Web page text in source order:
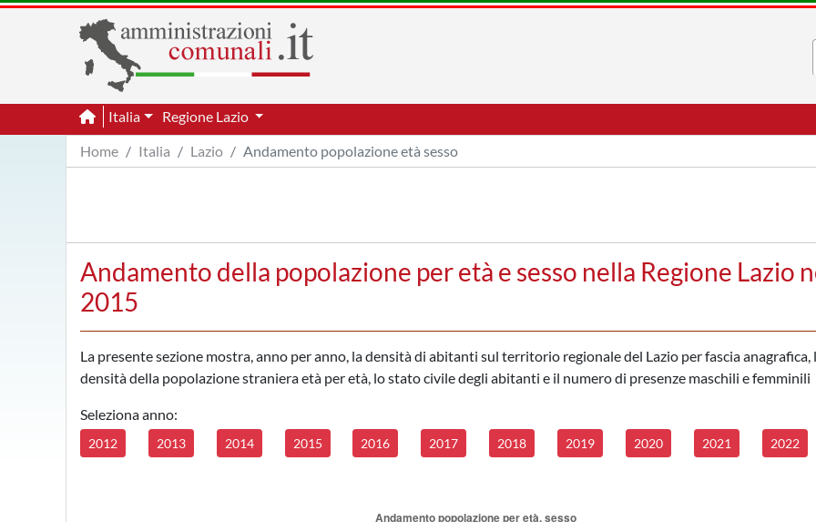
Italia
Regione Lazio
Home
Italia Lazio Andamento popolazione età sesso
Andamento della popolazione per età e sesso nella Regione Lazio
2015
La presente sezione mostra, anno per anno, la densità di abitanti sul territorio regionale del Lazio per fascia anagrafica,
densità della popolazione straniera età per età, lo stato civile degli abitanti e il numero di presenze maschili e femminili
Seleziona anno:
2012 2013 2014 2015 2016 2017 2018 2019 2020 2021 2022